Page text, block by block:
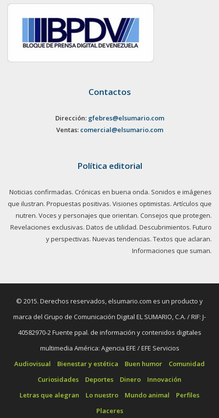
Contactos
Dirección: gfebres@elsumario.com
Ventas: comercial@elsumario.com
Política editorial
Noticias confirmadas. Crónicas en buena onda. Sonidos e imágenes
que ilustran. Propuestas positivas. Visiones optimistas. Artículos que
nutren. Voces y personajes que orientan. Consejos que protegen.
Revelaciones exclusivas. Datos de utilidad. Descubrimientos. Futuro
y perspectivas. Nuevas tendencias. Textos que aclaran.
Informaciones que suman.
© 2015. Derechos reservados, elsumario.com es un producto y
marca del Grupo de Comunicación Digital EL SUMARIO, C.A. / RIF: J-
40582970-2 Fuente ppal. de información y contenidos digitales
multimedia América: Agencia EFE / EFE Servicios
Audiovisual
Bienestar y estética Buen humor
Comunidad
Curiosidades
Deportes Dinero
Innovación
Letras que alegran
Lo nuestro Mundo animal
Perfiles
Placeres